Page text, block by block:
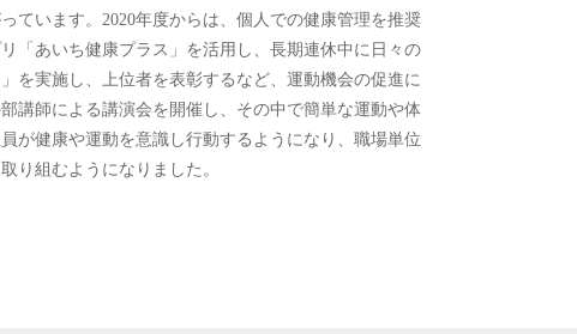
ています。2020年度からは、個人での健康管理を推奨
「あいち健康プラス」を活用し、長期連休中に日々の
を実施し、上位者を表彰するなど、運動機会の促進に
講師による講演会を開催し、その中で簡単な運動や体
が健康や運動を意識し行動するようになり、職場単位
り組むようになりました。